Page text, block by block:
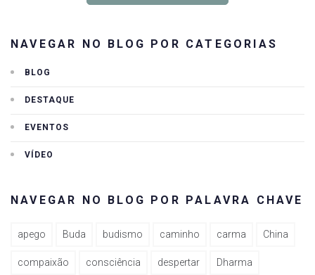
NAVEGAR NO BLOG POR CATEGORIAS
BLOG
DESTAQUE
EVENTOS
VÍDEO
NAVEGAR NO BLOG POR PALAVRA CHAVE
apego Buda budismo caminho carma China
compaixão consciência despertar Dharma